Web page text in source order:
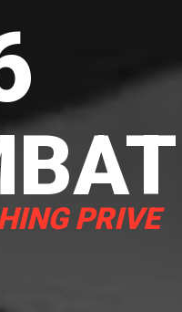
PRIVE